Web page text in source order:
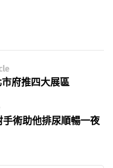
府推四大展區
術助他排尿順暢一夜